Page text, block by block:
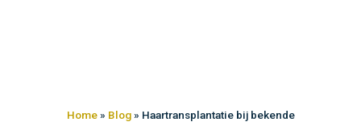
Home» Blog» Haartransplantatie bij bekende